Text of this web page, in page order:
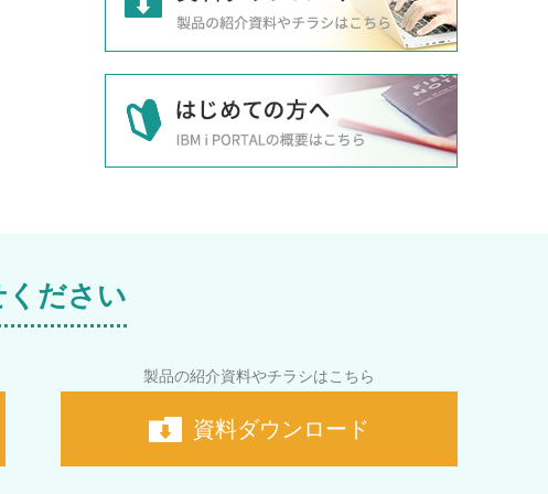
ださい
製品の紹介資料やチラシはこちら
資料ダウンロード